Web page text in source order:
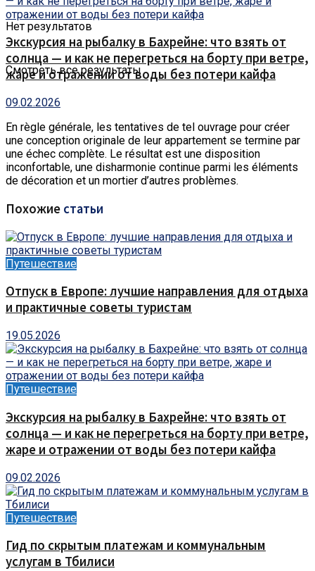
Нет результатов
Смотреть все результаты
Экскурсия на рыбалку в Бахрейне: что взять от
солнца — и как не перегреться на борту при ветре,
жаре и отражении от воды без потери кайфа
09.02.2026
En règle générale, les tentatives de tel ouvrage pour créer
une conception originale de leur appartement se termine par
une échec complète. Le résultat est une disposition
inconfortable, une disharmonie continue parmi les éléments
de décoration et un mortier d’autres problèmes.
Похожие статьи
Путешествие
Отпуск в Европе: лучшие направления для отдыха
и практичные советы туристам
19.05.2026
Путешествие
Экскурсия на рыбалку в Бахрейне: что взять от
солнца — и как не перегреться на борту при ветре,
жаре и отражении от воды без потери кайфа
09.02.2026
Путешествие
Гид по скрытым платежам и коммунальным
услугам в Тбилиси